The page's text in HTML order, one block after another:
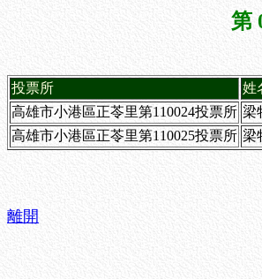
第
投票所 姓
高雄市小港區正苓里第110024投票所
高雄市小港區正苓里第110025投票所
離開